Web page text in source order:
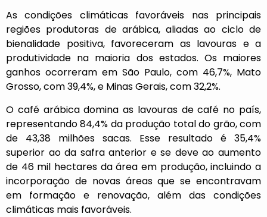
As condições climáticas favoráveis nas principais
regiões produtoras de arábica, aliadas ao ciclo de
bienalidade positiva, favoreceram as lavouras e a
produtividade na maioria dos estados. Os maiores
ganhos ocorreram em São Paulo, com 46,7%, Mato
Grosso, com 39,4%, e Minas Gerais, com 32,2%.
O café arábica domina as lavouras de café no país,
representando 84,4% da produção total do grão, com
de 43,38 milhões sacas. Esse resultado é 35,4%
superior ao da safra anterior e se deve ao aumento
de 46 mil hectares da área em produção, incluindo a
incorporação de novas áreas que se encontravam
em formação e renovação, além das condições
climáticas mais favoráveis.